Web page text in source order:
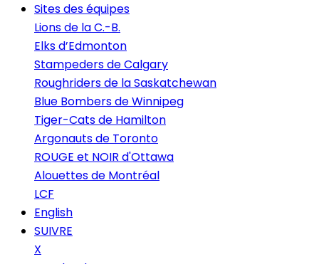
Sites des équipes
Lions de la C.-B.
Elks d’Edmonton
Stampeders de Calgary
Roughriders de la Saskatchewan
Blue Bombers de Winnipeg
Tiger-Cats de Hamilton
Argonauts de Toronto
ROUGE et NOIR d'Ottawa
Alouettes de Montréal
LCF
English
SUIVRE
X